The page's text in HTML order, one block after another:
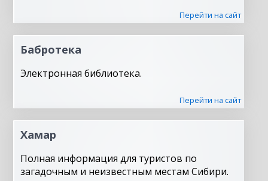
Перейти на сайт
Бабротека
Электронная библиотека.
Перейти на сайт
Хамар
Полная информация для туристов по
загадочным и неизвестным местам Сибири.